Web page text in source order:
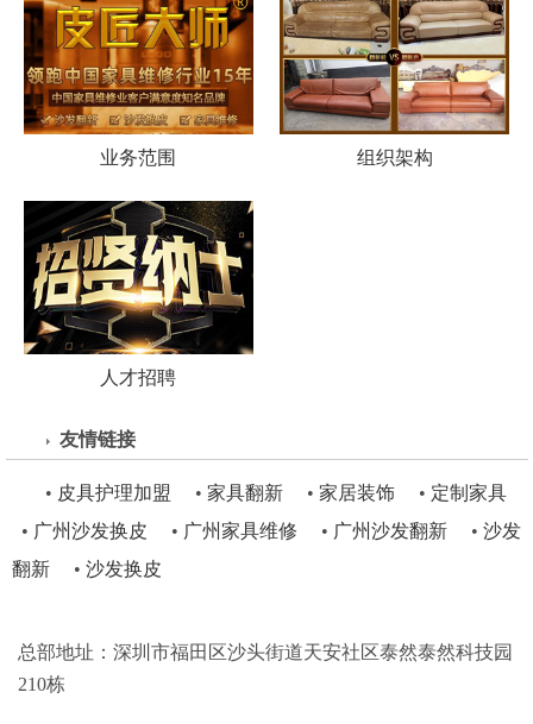
业务范围 组织架构
人才招聘
友情链接
• 皮具护理加盟 • 家具翻新• 家居装饰 • 定制家具
• 广州沙发换皮 • 广州家具维修 • 广州沙发翻新• 沙发
翻新• 沙发换皮
总部地址：深圳市福田区沙头街道天安社区泰然泰然科技园
210栋